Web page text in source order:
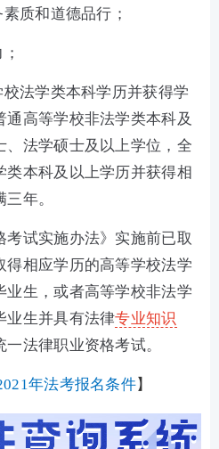
质和道德品行；
法学类本科学历并获得学
高等学校非法学类本科及
、法学硕士及以上学位，全
类本科及以上学历并获得相
年。
考试实施办法》实施前已取
得相应学历的高等学校法学
业生，或者高等学校非法学
业生并具有法律专业知识
法律职业资格考试。
年法考报名条件】